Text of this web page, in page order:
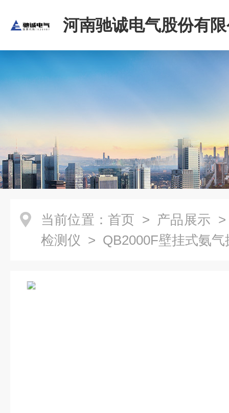
河南驰诚电气股份有
当前位置： 首页 > 产品展示
检测仪 > QB2000F壁挂式氨气